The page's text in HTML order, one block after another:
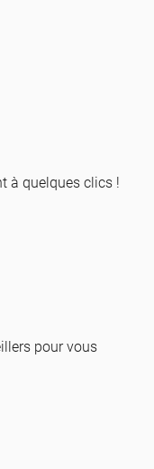
à quelques clics !
pour vous